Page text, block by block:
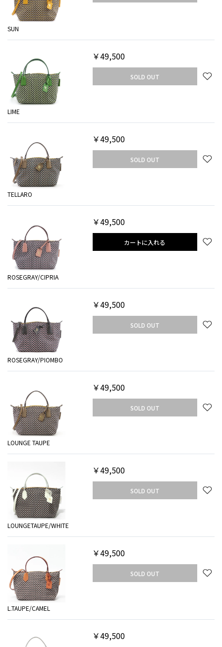
SUN
LIME
￥49,500
SOLD OUT
TELLARO
￥49,500
SOLD OUT
ROSEGRAY/CIPRIA
￥49,500
カートに入れる
ROSEGRAY/PIOMBO
￥49,500
SOLD OUT
LOUNGE TAUPE
￥49,500
SOLD OUT
LOUNGETAUPE/WHITE
￥49,500
SOLD OUT
L.TAUPE/CAMEL
￥49,500
SOLD OUT
￥49,500